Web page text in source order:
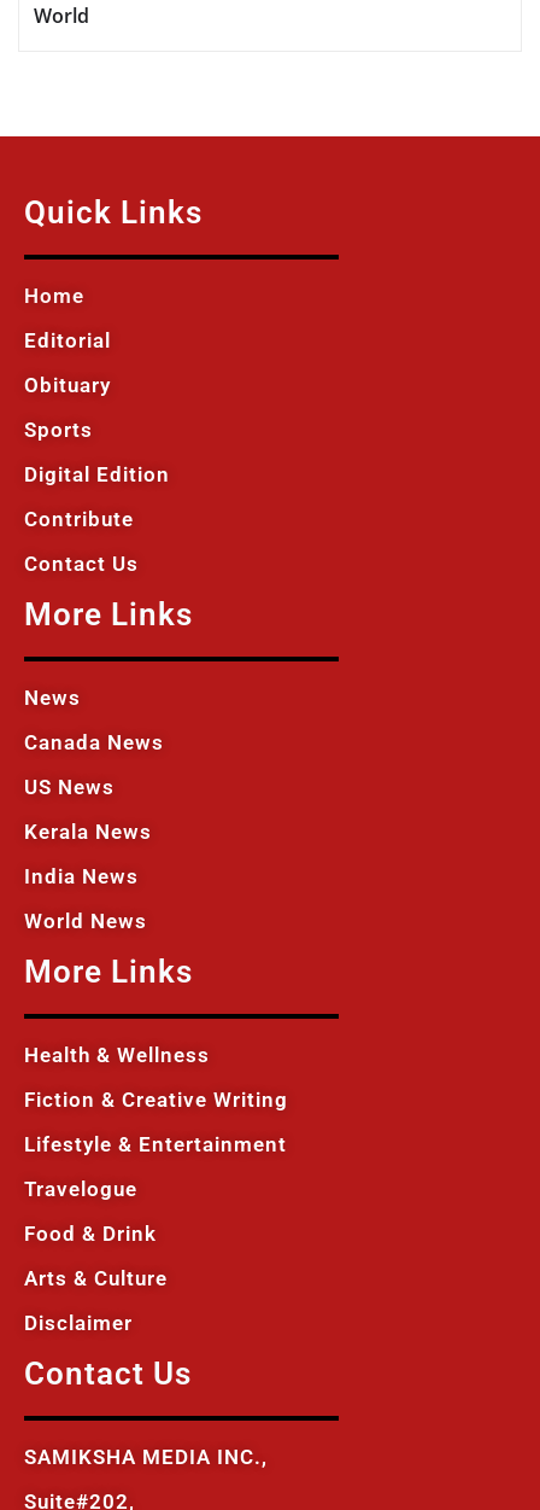
World
Quick Links
Home
Editorial
Obituary
Sports
Digital Edition
Contribute
Contact Us
More Links
News
Canada News
US News
Kerala News
India News
World News
More Links
Health & Wellness
Fiction & Creative Writing
Lifestyle & Entertainment
Travelogue
Food & Drink
Arts & Culture
Disclaimer
Contact Us
SAMIKSHA MEDIA INC.,
Suite#202,